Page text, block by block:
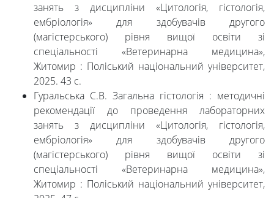
занять з дисципліни «Цитологія, гістологія,
ембріологія» для здобувачів другого
(магістерського) рівня вищої освіти зі
спеціальності «Ветеринарна медицина»,
Житомир : Поліський національний університет,
2025. 43 с.
Гуральська С.В. Загальна гістологія : методичні
рекомендації до проведення лабораторних
занять з дисципліни «Цитологія, гістологія,
ембріологія» для здобувачів другого
(магістерського) рівня вищої освіти зі
спеціальності «Ветеринарна медицина»,
Житомир : Поліський національний університет,